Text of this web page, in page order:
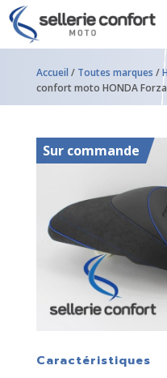
Accueil / Toutes marques /
confort moto HONDA Forza
Sur commande
Caractéristiques